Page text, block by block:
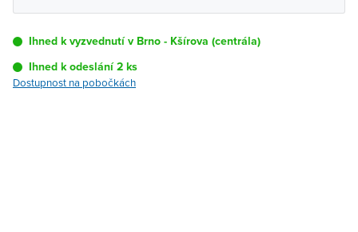
Ihned k vyzvednutí v Brno - Kšírova (centrála)
Ihned k odeslání 2 ks
Dostupnost na pobočkách